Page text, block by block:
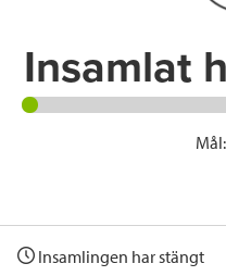
Insamlat
Mål:
Insamlingen har stängt